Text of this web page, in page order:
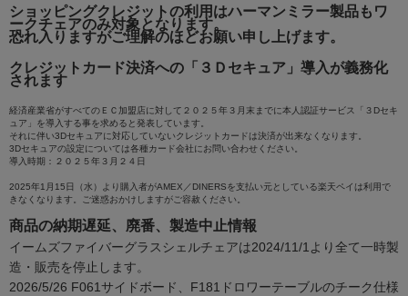
ショッピングクレジットの利用はハーマンミラー製品もワ
ークチェアのみ対象となります。
恐れ入りますがご理解のほどお願い申し上げます。
クレジットカード決済への「３Ｄセキュア」導入が義務化
されます
経済産業省がすべてのＥＣ加盟店に対して２０２５年３月末までに本人認証サービス「３Dセキ
ュア」を導入する事を求めると発表しています。
それに伴い3Dセキュアに対応していないクレジットカードは決済が出来なくなります。
3Dセキュアの設定については各種カード会社にお問い合わせください。
導入時期：２０２５年３月２４日
2025年1月15日（水）より購入者がAMEX／DINERSを支払い元としている楽天ペイは利用で
きなくなります。ご迷惑おかけしますがご容赦ください。
商品の納期遅延、廃番、製造中止情報
イームズファイバーグラスシェルチェアは2024/11/1より全て一時製
造・販売を停止します。
2026/5/26 F061サイドボード、F181ドロワーテーブルのチーク仕様